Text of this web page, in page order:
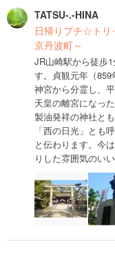
TATSU-.-HINA
日帰りプチ☆トリ
京丹波町～
JR山崎駅から徒歩
す。貞観元年（
神宮から分霊し、
天皇の離宮になっ
製油発祥の神社と
「西の日光」とも
と伝わります。今
りした雰囲気のいい